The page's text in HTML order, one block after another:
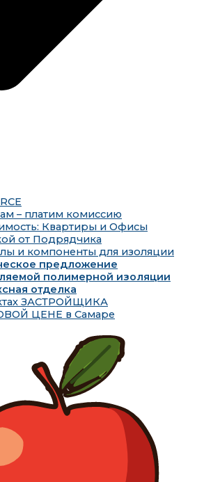
– платим комиссию
Квартиры и Офисы
от Подрядчика
и компоненты для изоляции
предложение
полимерной изоляции
отделка
ЗАСТРОЙЩИКА
ЦЕНЕ в Самаре